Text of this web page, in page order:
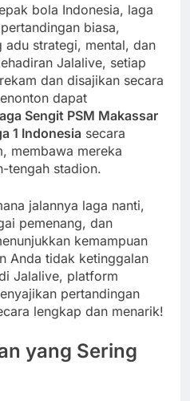
bola Indonesia, laga
biasa,
adu strategi, mental, dan
Jalalive, setiap
dan disajikan secara
dapat
Sengit PSM Makassar
1 Indonesia secara
membawa mereka
tengah stadion.
jalannya laga nanti,
pemenang, dan
kemampuan
Anda tidak ketinggalan
Jalalive, platform
pertandingan
lengkap dan menarik!
yang Sering